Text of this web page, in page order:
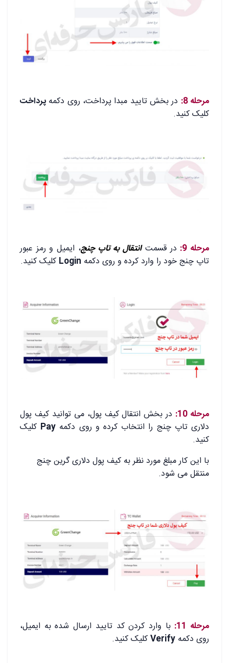
مرحله 8:
در بخش تایید مبدا پرداخت، روی دکمه پرداخت
کلیک کنید.
مرحله 9:
در قسمت انتقال به تاپ چنج، ایمیل و رمز عبور
تاپ چنج خود را وارد کرده و روی دکمه Login کلیک کنید.
مرحله 10:
در بخش انتقال کیف پول، می توانید کیف پول
دلاری تاپ چنج را انتخاب کرده و روی دکمه Pay کلیک
کنید.
با این کار مبلغ مورد نظر به کیف پول دلاری گرین چنج
منتقل می شود.
مرحله 11:
با وارد کردن کد تایید ارسال شده به ایمیل،
روی دکمه Verifyکلیک کنید.